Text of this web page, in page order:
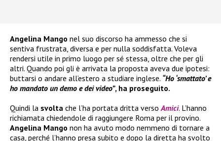
Angelina Mango nel suo discorso ha ammesso che si
sentiva frustrata, diversa e per nulla soddisfatta. Voleva
rendersi utile in primo luogo per sé stessa, oltre che per gli
altri. Quando poi gli è arrivata la proposta aveva due ipotesi:
buttarsi o andare all’estero a studiare inglese. “Ho ‘smattato’ e
ho mandato un demo e dei video”, ha proseguito.
Quindi la svolta che l’ha portata dritta verso Amici. L’hanno
richiamata chiedendole di raggiungere Roma per il provino.
Angelina Mango non ha avuto modo nemmeno di tornare a
casa, perché l’hanno presa subito e dopo la diretta ha svolto